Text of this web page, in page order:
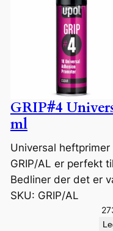
GRIP#4
ml
Universal
GRIP/AL er perfekt
Bedliner der det er
SKU: GRIP/AL